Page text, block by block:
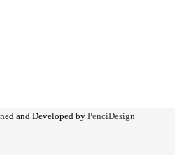
and Developed by PenciDesign